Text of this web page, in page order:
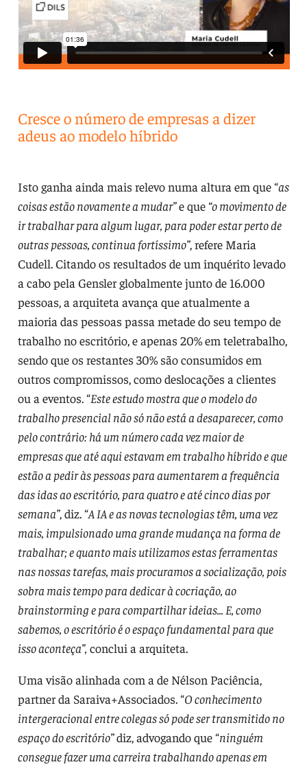
Cresce o número de empresas a dizer
adeus ao modelo híbrido
Isto ganha ainda mais relevo numa altura em que “as
coisas estão novamente a mudar”e que “o movimento de
ir trabalhar para algum lugar, para poder estar perto de
outras pessoas, continua fortíssimo”, refere Maria
Cudell. Citando os resultados de um inquérito levado
a cabo pela Gensler globalmente junto de 16.000
pessoas, a arquiteta avança que atualmente a
maioria das pessoas passa metade do seu tempo de
trabalho no escritório, e apenas 20% em teletrabalho,
sendo que os restantes 30% são consumidos em
outros compromissos, como deslocações a clientes
ou a eventos. “Este estudo mostra que o modelo do
trabalho presencial não só não está a desaparecer, como
pelo contrário: há um número cada vez maior de
empresas que até aqui estavam em trabalho híbrido e que
estão a pedir às pessoas para aumentarem a frequência
das idas ao escritório, para quatro e até cinco dias por
semana”, diz. “A IA e as novas tecnologias têm, uma vez
mais, impulsionado uma grande mudança na forma de
trabalhar; e quanto mais utilizamos estas ferramentas
nas nossas tarefas, mais procuramos a socialização, pois
sobra mais tempo para dedicar à cocriação, ao
brainstorming e para compartilhar ideias... E, como
sabemos, o escritório é o espaço fundamental para que
isso aconteça”, conclui a arquiteta.
Uma visão alinhada com a de Nélson Paciência,
partner da Saraiva+Associados. “O conhecimento
intergeracional entre colegas só pode ser transmitido no
espaço do escritório”diz, advogando que “ninguém
consegue fazer uma carreira trabalhando apenas em